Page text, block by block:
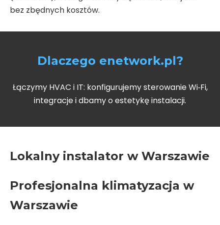
bez zbędnych kosztów.
Dlaczego enetwork.pl?
Łączymy HVAC i IT: konfigurujemy sterowanie Wi‑Fi,
integracje i dbamy o estetykę instalacji.
Lokalny instalator w Warszawie
Profesjonalna klimatyzacja w
Warszawie